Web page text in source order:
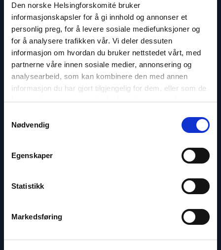
Den norske Helsingforskomité bruker
informasjonskapsler for å gi innhold og annonser et
personlig preg, for å levere sosiale mediefunksjoner og
for å analysere trafikken vår. Vi deler dessuten
informasjon om hvordan du bruker nettstedet vårt, med
partnerne våre innen sosiale medier, annonsering og
analysearbeid, som kan kombinere den med annen
informasjon du har gjort tilgjengelig for dem, eller som de
har samlet inn gjennom din bruk av tjenestene deres.
Nødvendig
Egenskaper
Statistikk
Markedsføring
Liv Hernæs Kvanvig
Leder av Det internasjonale
parlamentarikernettverket for tros- og
livssynsfrihet (IPPFoRB), Leder religions- og
livssynsfrihetsavdeling
E-post:lk@nhc.no
Telefon: +47 99 70 87 65